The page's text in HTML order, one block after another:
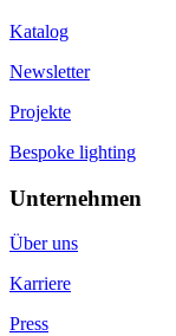
Katalog
Newsletter
Projekte
Bespoke lighting
Unternehmen
Über uns
Karriere
Press